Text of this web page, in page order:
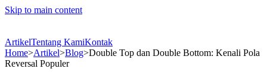
Skip to main content
ArtikelTentang KamiKontak
Home>Artikel>Blog>Double Top dan Double Bottom: Kenali Pola
Reversal Populer